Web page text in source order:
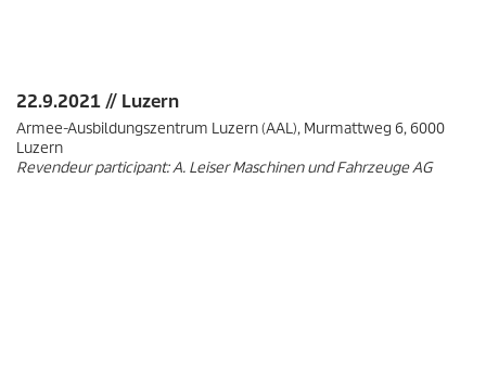
22.9.2021 // Luzern
Armee-Ausbildungszentrum Luzern (AAL), Murmattweg 6, 6000
Luzern
Revendeur participant: A. Leiser Maschinen und Fahrzeuge AG